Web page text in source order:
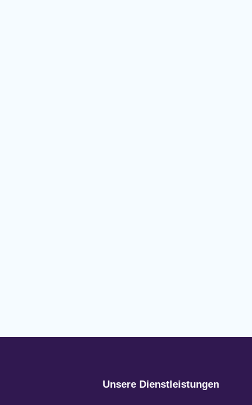
Unsere Dienstleistungen